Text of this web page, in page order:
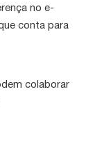
no e-
conta para
colaborar